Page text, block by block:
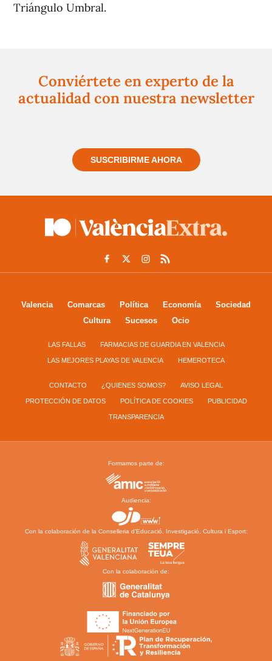
Triángulo Umbral.
Conviértete en experto de la
actualidad con nuestra newsletter
SUSCRIBIRME AHORA
Valencia Comarcas Política Economía
Sociedad
Cultura
Sucesos Ocio
LAS FALLAS FARMACIAS DE GUARDIA EN VALENCIA
LAS MEJORES PLAYAS DE VALENCIA HEMEROTECA
CONTACTO ¿QUIENES SOMOS? AVISO LEGAL
PROTECCIÓN DE DATOS POLÍTICA DE COOKIES PUBLICIDAD
TRANSPARENCIA
Formamos parte de:
Audiencia:
Con la colaboración de la Conselleria d’Educació, Investigació, Cultura i Esport:
Con la colaboración de: